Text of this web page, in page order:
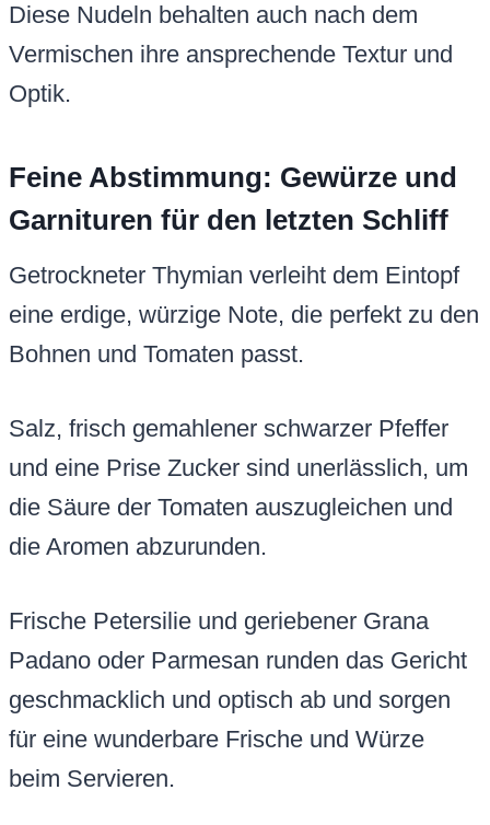
Diese Nudeln behalten auch nach dem
Vermischen ihre ansprechende Textur und
Optik.
Feine Abstimmung: Gewürze und
Garnituren für den letzten Schliff
Getrockneter Thymian verleiht dem Eintopf
eine erdige, würzige Note, die perfekt zu den
Bohnen und Tomaten passt.
Salz, frisch gemahlener schwarzer Pfeffer
und eine Prise Zucker sind unerlässlich, um
die Säure der Tomaten auszugleichen und
die Aromen abzurunden.
Frische Petersilie und geriebener Grana
Padano oder Parmesan runden das Gericht
geschmacklich und optisch ab und sorgen
für eine wunderbare Frische und Würze
beim Servieren.